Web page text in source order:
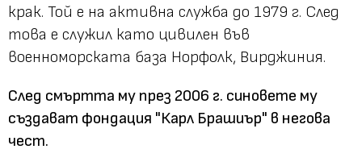
крак. Той е на активна служба до 1979 г. След
това е служил като цивилен във
военноморската база Норфолк, Вирджиния.
След смъртта му през 2006 г. синовете му
създават фондация "Карл Брашиър" в негова
чест.